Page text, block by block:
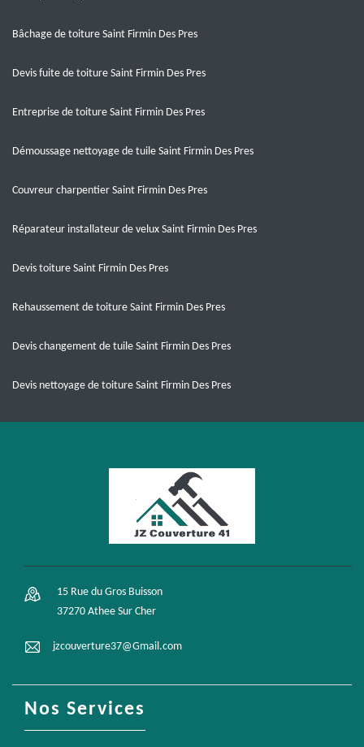
Bâchage de toiture Saint Firmin Des Pres
Devis fuite de toiture Saint Firmin Des Pres
Entreprise de toiture Saint Firmin Des Pres
Démoussage nettoyage de tuile Saint Firmin Des Pres
Couvreur charpentier Saint Firmin Des Pres
Réparateur installateur de velux Saint Firmin Des Pres
Devis toiture Saint Firmin Des Pres
Rehaussement de toiture Saint Firmin Des Pres
Devis changement de tuile Saint Firmin Des Pres
Devis nettoyage de toiture Saint Firmin Des Pres
15 Rue du Gros Buisson
37270 Athee Sur Cher
jzcouverture37@Gmail.com
Nos Services